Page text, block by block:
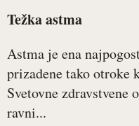
Težka astma
Astma je ena
prizadene tako otroke
Svetovne zdravstvene
ravni...